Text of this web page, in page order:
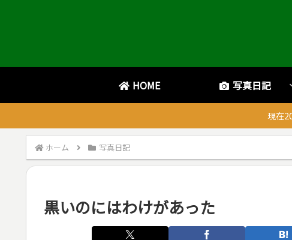
HOME 写真日記
現在
ホーム 写真日記
黒いのにはわけがあった